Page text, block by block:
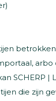
arbo
SCHERP |
die zijn